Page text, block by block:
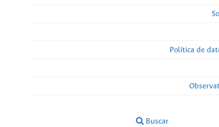
Política de
Buscar